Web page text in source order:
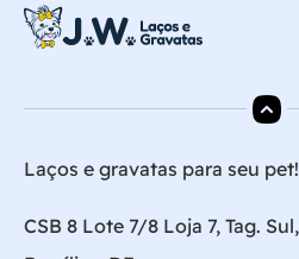
Laços e gravatas para seu pet!
CSB 8 Lote 7/8 Loja 7, Tag. Sul,